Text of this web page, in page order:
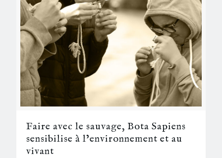
Faire avec le sauvage, Bota Sapiens
sensibilise à l’environnement et au
vivant